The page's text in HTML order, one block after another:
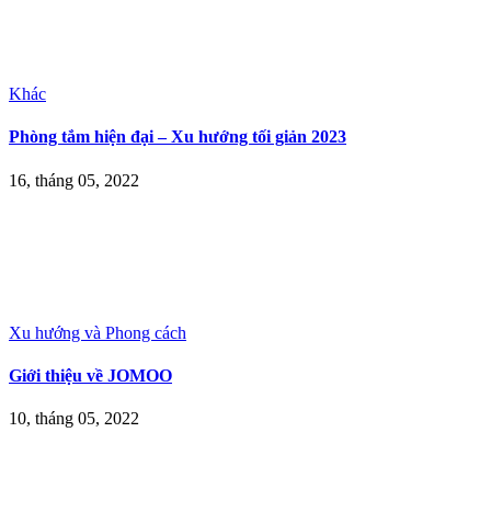
Khác
Phòng tắm hiện đại – Xu hướng tối giản 2023
16, tháng 05, 2022
Xu hướng và Phong cách
Giới thiệu về JOMOO
10, tháng 05, 2022